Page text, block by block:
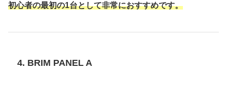
初心者の最初の1台として非常におすすめです。
4. BRIM PANEL A